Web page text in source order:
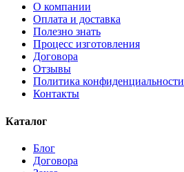
О компании
Оплата и доставка
Полезно знать
Процесс изготовления
Договора
Отзывы
Политика конфиденциальности
Контакты
Каталог
Блог
Договора